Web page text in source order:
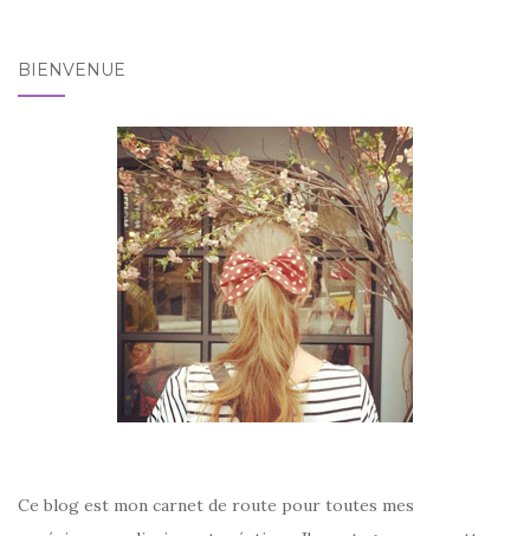
BIENVENUE
Ce blog est mon carnet de route pour toutes mes